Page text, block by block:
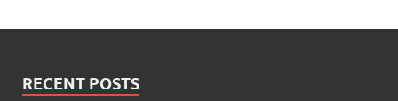
RECENT POSTS